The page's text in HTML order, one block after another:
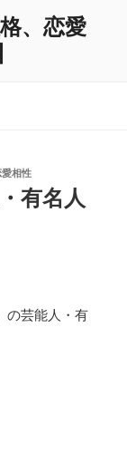
、恋愛
相性
有名人
の芸能人・有